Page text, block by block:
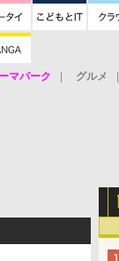
マパーク グルメ